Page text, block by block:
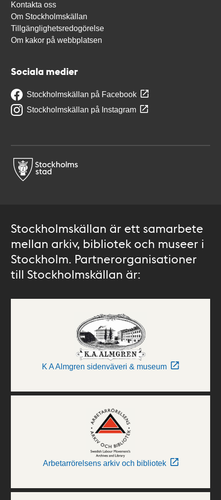
Kontakta oss
Om Stockholmskällan
Tillgänglighetsredogörelse
Om kakor på webbplatsen
Sociala medier
Stockholmskällan på Facebook
Stockholmskällan på Instagram
Stockholmskällan är ett samarbete
mellan arkiv, bibliotek och museer i
Stockholm. Partnerorganisationer
till Stockholmskällan är:
K A Almgren sidenväveri & museum
Arbetarrörelsens arkiv och bibliotek